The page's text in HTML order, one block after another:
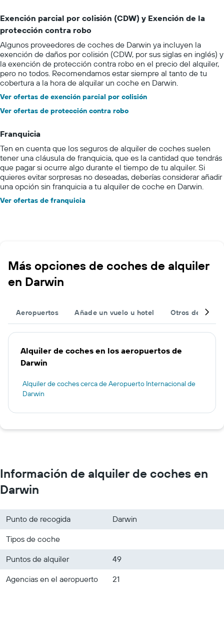
Exención parcial por colisión (CDW) y Exención de la
protección contra robo
Algunos proveedores de coches de Darwin ya incluyen la
exención de daños por colisión (CDW, por sus siglas en inglés) y
la exención de protección contra robo en el precio del alquiler,
pero no todos. Recomendamos estar siempre al tanto de tu
cobertura a la hora de alquilar un coche en Darwin.
Ver ofertas de exención parcial por colisión
Ver ofertas de protección contra robo
Franquicia
Ten en cuenta que los seguros de alquiler de coches suelen
tener una cláusula de franquicia, que es la cantidad que tendrás
que pagar si ocurre algo durante el tiempo de tu alquiler. Si
quieres evitar sorpresas no deseadas, deberías considerar añadir
una opción sin franquicia a tu alquiler de coche en Darwin.
Ver ofertas de franquicia
Más opciones de coches de alquiler
en Darwin
Aeropuertos Añade un vuelo u hotel Otros destinos
Alquiler de coches en los aeropuertos de
Darwin
Alquiler de coches cerca de Aeropuerto Internacional de
Darwin
Información de alquiler de coches en
Darwin
Punto de recogida
Darwin
Tipos de coche
Puntos de alquiler
49
Agencias en el aeropuerto
21